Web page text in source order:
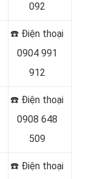
092
☎️ Điện thoại
0904 991
912
☎️ Điện thoại
0908 648
509
☎️ Điện thoại